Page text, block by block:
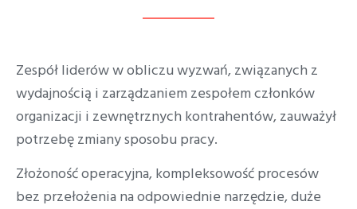
Zespół liderów w obliczu wyzwań, związanych z
wydajnością i zarządzaniem zespołem członków
organizacji i zewnętrznych kontrahentów, zauważył
potrzebę zmiany sposobu pracy.
Złożoność operacyjna, kompleksowość procesów
bez przełożenia na odpowiednie narzędzie, duże